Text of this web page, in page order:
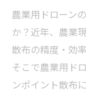
農業用ドローン
か？近年、農業
散布の精度・効
そこで農業用ド
ンポイント散布